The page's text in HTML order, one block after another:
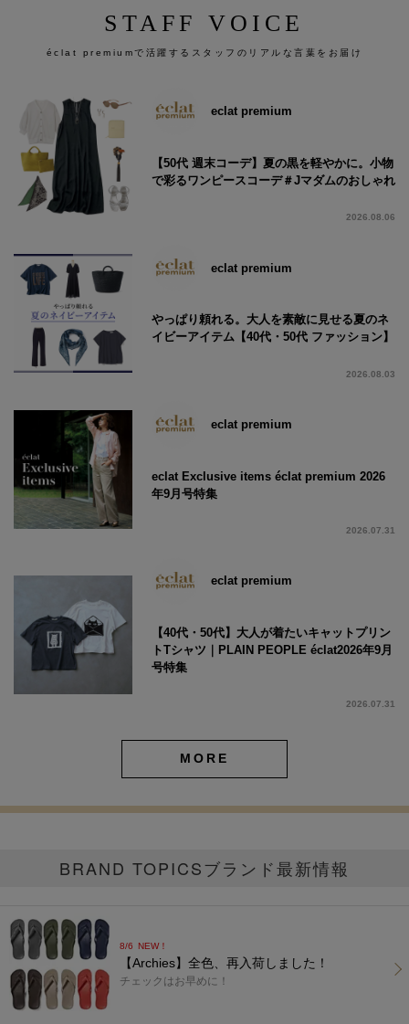
STAFF VOICE
éclat premiumで活躍するスタッフのリアルな言葉をお届け
eclat premium
【50代 週末コーデ】夏の黒を軽やかに。小物
で彩るワンピースコーデ＃Jマダムのおしゃれ
2026.08.06
eclat premium
やっぱり頼れる。大人を素敵に見せる夏のネ
イビーアイテム【40代・50代 ファッション】
2026.08.03
eclat premium
eclat Exclusive items éclat premium 2026
年9月号特集
2026.07.31
eclat premium
【40代・50代】大人が着たいキャットプリン
トTシャツ｜PLAIN PEOPLE éclat2026年9月
号特集
2026.07.31
MORE
BRAND TOPICSブランド最新情報
8/6 NEW！
【Archies】全色、再入荷しました！
チェックはお早めに！